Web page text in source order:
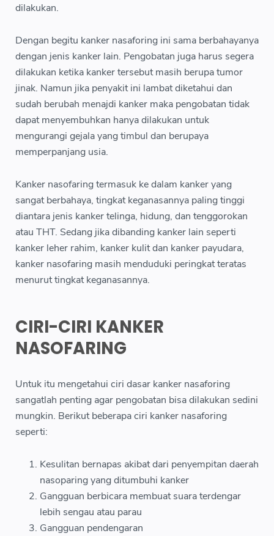
dilakukan.
Dengan begitu kanker nasaforing ini sama berbahayanya
dengan jenis kanker lain. Pengobatan juga harus segera
dilakukan ketika kanker tersebut masih berupa tumor
jinak. Namun jika penyakit ini lambat diketahui dan
sudah berubah menajdi kanker maka pengobatan tidak
dapat menyembuhkan hanya dilakukan untuk
mengurangi gejala yang timbul dan berupaya
memperpanjang usia.
Kanker nasofaring termasuk ke dalam kanker yang
sangat berbahaya, tingkat keganasannya paling tinggi
diantara jenis kanker telinga, hidung, dan tenggorokan
atau THT. Sedang jika dibanding kanker lain seperti
kanker leher rahim, kanker kulit dan kanker payudara,
kanker nasofaring masih menduduki peringkat teratas
menurut tingkat keganasannya.
CIRI-CIRI KANKER
NASOFARING
Untuk itu mengetahui ciri dasar kanker nasaforing
sangatlah penting agar pengobatan bisa dilakukan sedini
mungkin. Berikut beberapa ciri kanker nasaforing
seperti:
Kesulitan bernapas akibat dari penyempitan daerah
nasoparing yang ditumbuhi kanker
Gangguan berbicara membuat suara terdengar
lebih sengau atau parau
Gangguan pendengaran